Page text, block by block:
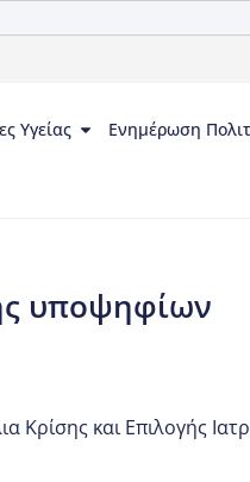
Υγείας Ενημέρωση
υποψηφίων
Κρίσης και Επιλογής